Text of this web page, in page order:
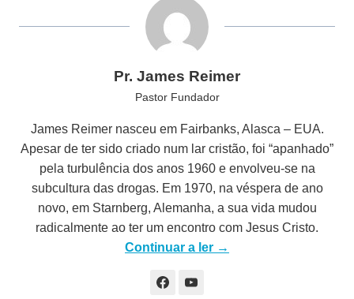
Pr. James Reimer
Pastor Fundador
James Reimer nasceu em Fairbanks, Alasca – EUA.
Apesar de ter sido criado num lar cristão, foi “apanhado”
pela turbulência dos anos 1960 e envolveu-se na
subcultura das drogas. Em 1970, na véspera de ano
novo, em Starnberg, Alemanha, a sua vida mudou
radicalmente ao ter um encontro com Jesus Cristo.
Continuar a ler →